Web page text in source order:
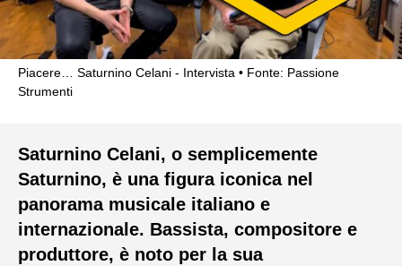
Piacere… Saturnino Celani - Intervista
Fonte: Passione
Strumenti
Saturnino Celani, o semplicemente
Saturnino, è una figura iconica nel
panorama musicale italiano e
internazionale. Bassista, compositore e
produttore, è noto per la sua